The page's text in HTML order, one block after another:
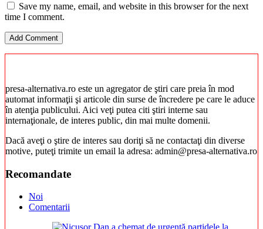
Save my name, email, and website in this browser for the next
time I comment.
presa-alternativa.ro este un agregator de ştiri care preia în mod
automat informaţii şi articole din surse de încredere pe care le aduce
în atenţia publicului. Aici veţi putea citi ştiri interne sau
internaţionale, de interes public, din mai multe domenii.
Dacă aveţi o ştire de interes sau doriţi să ne contactaţi din diverse
motive, puteţi trimite un email la adresa: admin@presa-alternativa.ro
Recomandate
Noi
Comentarii